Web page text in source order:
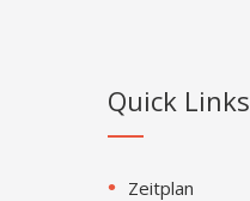
Quick Links
Zeitplan